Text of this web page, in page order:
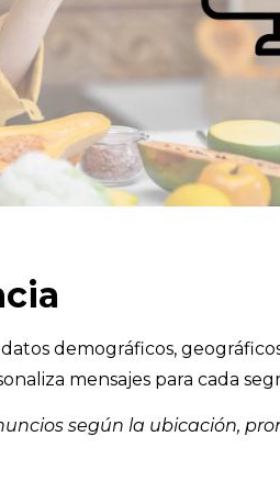
demográficos,
mensajes para cada
según la ubicación,